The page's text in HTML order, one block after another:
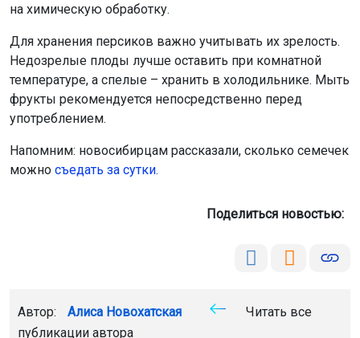
на химическую обработку.
Для хранения персиков важно учитывать их зрелость.
Недозрелые плоды лучше оставить при комнатной
температуре, а спелые – хранить в холодильнике. Мыть
фрукты рекомендуется непосредственно перед
употреблением.
Напомним: новосибирцам рассказали, сколько семечек
можно съедать за сутки.
Поделиться новостью:
Автор: Алиса Новохатская
Читать все
публикации автора